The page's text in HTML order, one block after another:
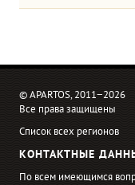
© APARTOS, 2011−2026
Все права защищены
Список всех регионов
КОНТАКТНЫЕ
По всем имеющимся